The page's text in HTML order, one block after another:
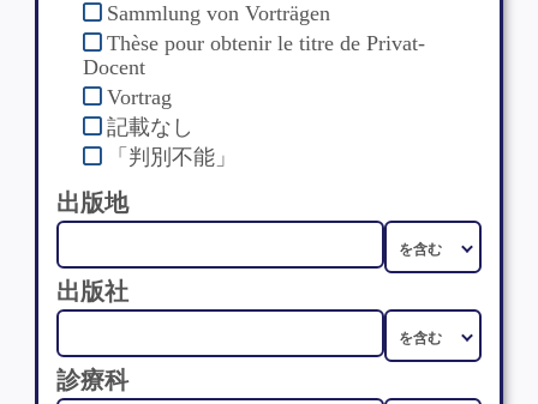
Sammlung von Vorträgen
Thèse pour obtenir le titre de Privat-
Docent
Vortrag
記載なし
「判別不能」
出版地
出版社
診療科